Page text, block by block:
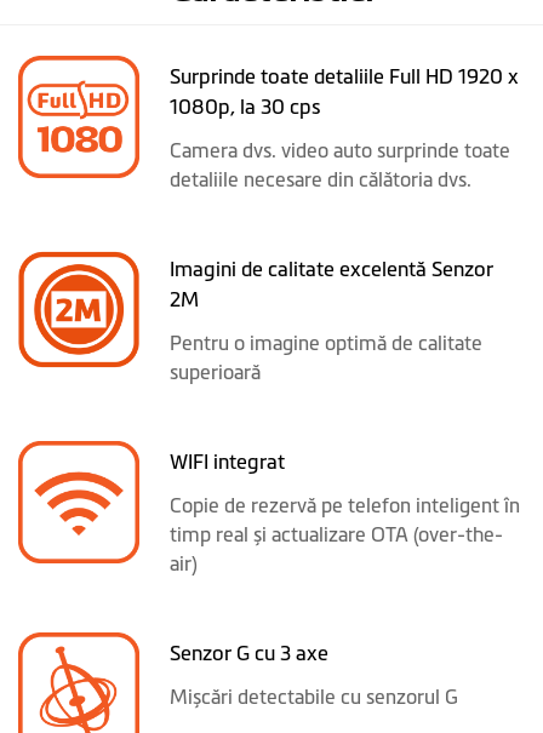
Surprinde toate detaliile Full HD 1920 x
1080p, la 30 cps
Camera dvs. video auto surprinde toate
detaliile necesare din călătoria dvs.
Imagini de calitate excelentă Senzor
2M
Pentru o imagine optimă de calitate
superioară
WIFI integrat
Copie de rezervă pe telefon inteligent în
timp real și actualizare OTA (over-the-
air)
Senzor G cu 3 axe
Mișcări detectabile cu senzorul G